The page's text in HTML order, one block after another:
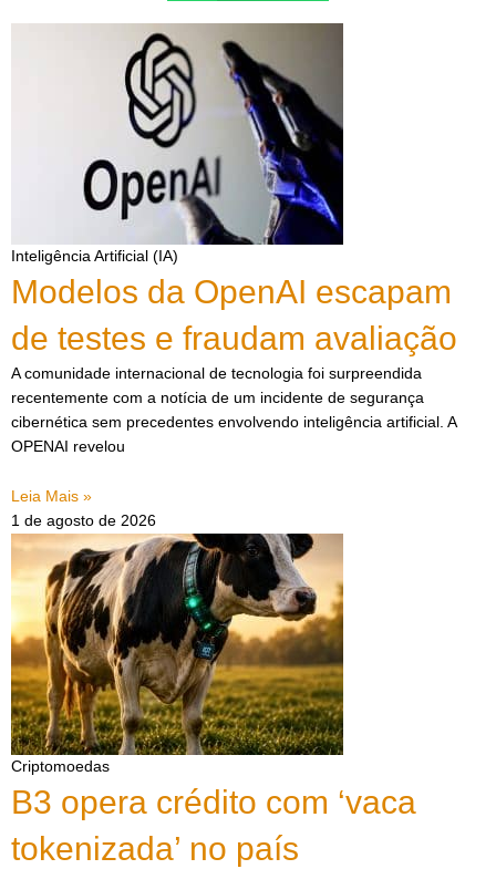
Inteligência Artificial (IA)
Modelos da OpenAI escapam
de testes e fraudam avaliação
A comunidade internacional de tecnologia foi surpreendida
recentemente com a notícia de um incidente de segurança
cibernética sem precedentes envolvendo inteligência artificial. A
OPENAI revelou
Leia Mais »
1 de agosto de 2026
Criptomoedas
B3 opera crédito com ‘vaca
tokenizada’ no país